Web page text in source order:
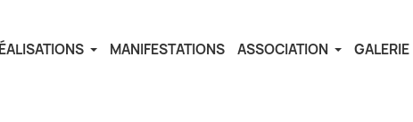
MANIFESTATIONS ASSOCIATION GALERIE